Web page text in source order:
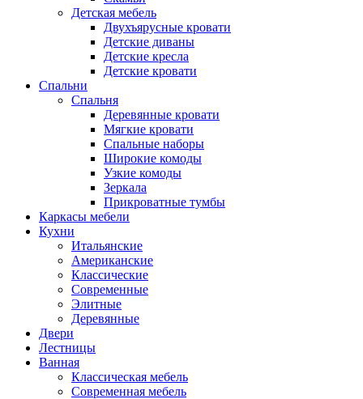
Детская мебель
Двухъярусные кровати
Детские диваны
Детские кресла
Детские кровати
Спальни
Спальня
Деревянные кровати
Мягкие кровати
Спальные наборы
Широкие комоды
Узкие комоды
Зеркала
Прикроватные тумбы
Каркасы мебели
Кухни
Итальянские
Американские
Классические
Современные
Элитные
Деревянные
Двери
Лестницы
Ванная
Классическая мебель
Современная мебель